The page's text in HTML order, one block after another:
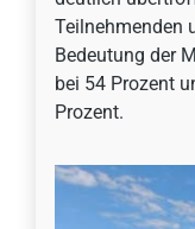
Teilnehmenden
Bedeutung der
bei 54 Prozent
Prozent.